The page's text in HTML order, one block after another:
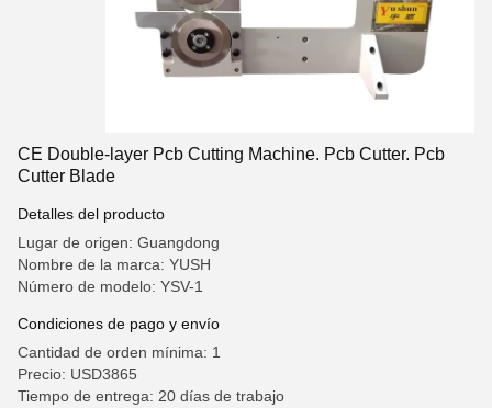
CE Double-layer Pcb Cutting Machine. Pcb Cutter. Pcb
Cutter Blade
Detalles del producto
Lugar de origen: Guangdong
Nombre de la marca: YUSH
Número de modelo: YSV-1
Condiciones de pago y envío
Cantidad de orden mínima: 1
Precio: USD3865
Tiempo de entrega: 20 días de trabajo